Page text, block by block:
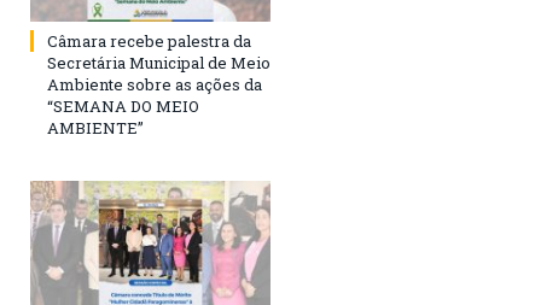
Câmara recebe palestra da
Secretária Municipal de Meio
Ambiente sobre as ações da
“SEMANA DO MEIO
AMBIENTE”